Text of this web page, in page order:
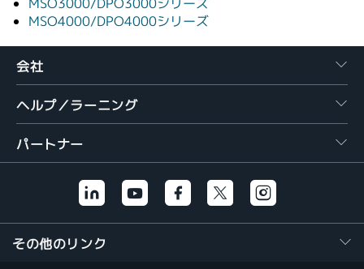
MSO4000/DPO4000シリーズ
会社
ヘルプ／ラーニング
パートナー
その他のリンク